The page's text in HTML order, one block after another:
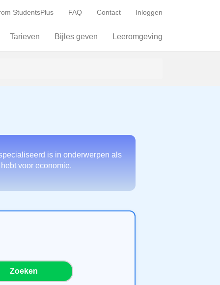
StudentsPlus FAQ Contact Inloggen
Tarieven Bijles geven Leeromgeving
is in onderwerpen als
voor economie.
Zoeken